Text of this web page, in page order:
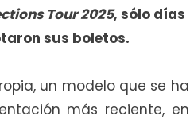
Tour 2025, sólo días
sus boletos.
un modelo que se ha
más reciente, en